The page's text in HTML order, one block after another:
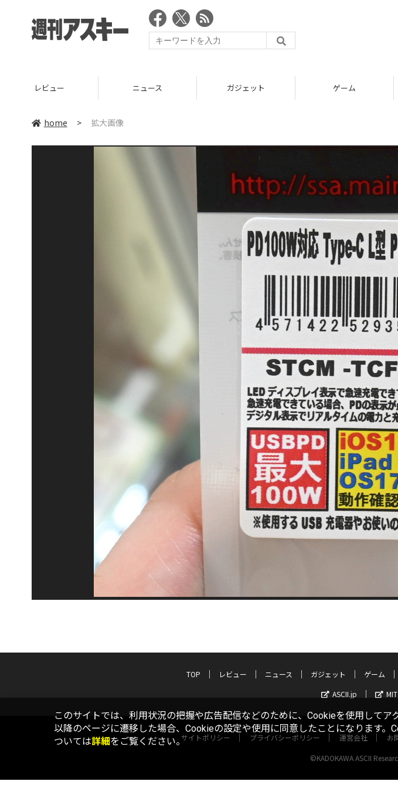
レビュー ニュース ガジェット ゲーム
home > 拡大画像
TOP レビュー ニュース ガジェット ゲーム
ASCII.jp
サイトポリシー プライバシーポリシー 運営会社 お
©KADOKAWA ASCII
このサイトでは、利用状況の把握や広告配信などのために、Cookieを使用してア
以降のページに遷移した場合、Cookieの設定や使用に同意したことになります。
ついては詳細をご覧ください。